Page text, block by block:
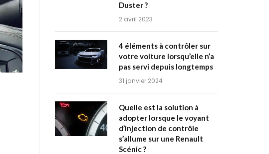
Duster ?
2 avril 2023
4 éléments à contrôler sur
votre voiture lorsqu’elle n’a
pas servi depuis longtemps
31 janvier 2024
Quelle est la solution à
adopter lorsque le voyant
d’injection de contrôle
s’allume sur une Renault
Scénic ?